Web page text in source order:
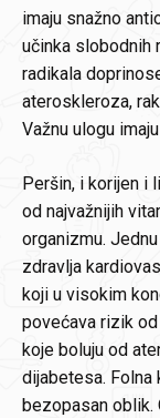
imaju snažno
učinka slobodnih
radikala
ateroskleroza,
Važnu ulogu
Peršin, i korijen i
od najvažnijih
organizmu.
zdravlja
koji u visokim
povećava rizik
koje boluju od
dijabetesa.
bezopasan oblik.